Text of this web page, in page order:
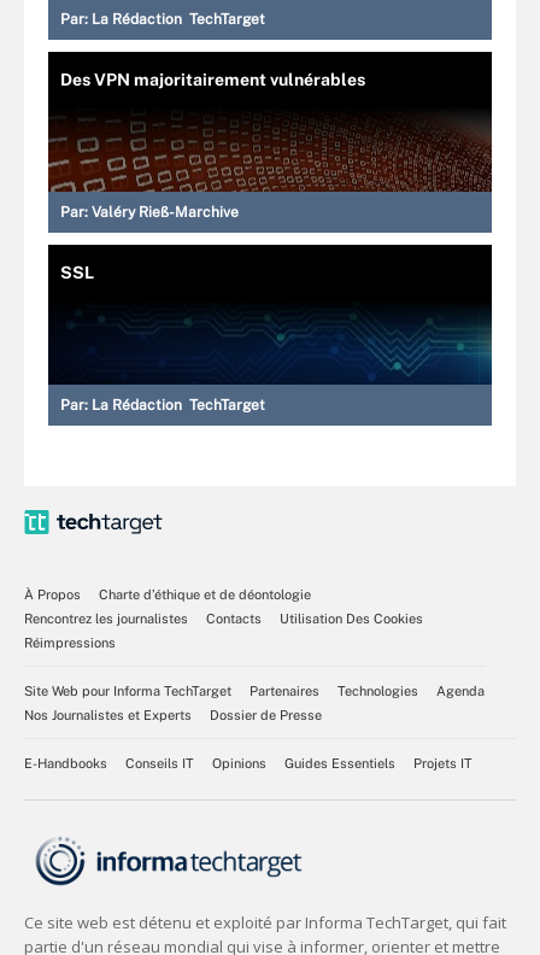
Par: La Rédaction TechTarget
Des VPN majoritairement vulnérables
Par: Valéry Rieß-Marchive
SSL
Par: La Rédaction TechTarget
À Propos
Charte d’éthique et de déontologie
Rencontrez les journalistes
Contacts
Utilisation Des Cookies
Réimpressions
Site Web pour Informa TechTarget Partenaires Technologies
Agenda
Nos Journalistes et Experts
Dossier de Presse
E-Handbooks Conseils IT Opinions Guides Essentiels Projets IT